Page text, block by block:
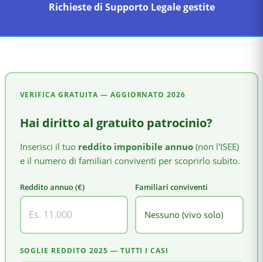
Richieste di Supporto Legale gestite
VERIFICA GRATUITA — AGGIORNATO2026
Hai diritto al gratuito patrocinio?
Inserisci il tuo reddito imponibile annuo(non l'ISEE)
e il numero di familiari conviventi per scoprirlo subito.
Reddito annuo (€) Familiari conviventi
SOGLIE REDDITO 2025 — TUTTI I CASI